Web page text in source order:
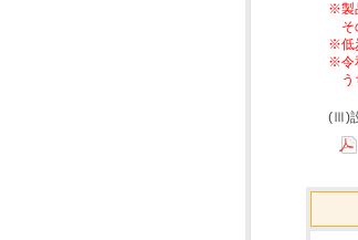
※製
そ
※低
※令
(Ⅲ)